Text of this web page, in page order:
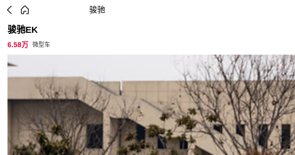
骏驰
骏驰EK
6.58万 微型车